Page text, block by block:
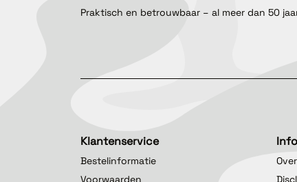
Praktisch en betrouwbaar – al meer dan 50
Klantenservice
Bestelinformatie
Voorwaarden